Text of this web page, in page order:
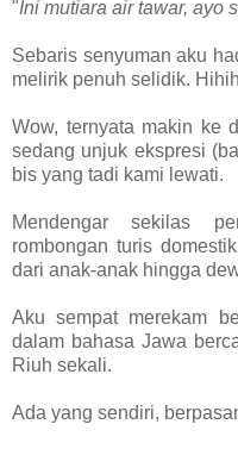
"Ini mutiara air tawar, ayo
Sebaris senyuman aku
melirik penuh selidik.
Wow, ternyata makin ke
sedang unjuk ekspresi
bis yang tadi kami lewati.
Mendengar sekilas
rombongan turis
dari anak-anak hingga
Aku sempat merekam
dalam bahasa Jawa
Riuh sekali.
Ada yang sendiri,